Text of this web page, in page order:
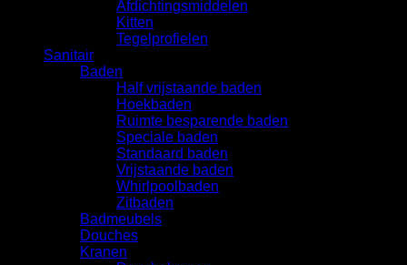
Afdichtingsmiddelen
Kitten
Tegelprofielen
Sanitair
Baden
Half vrijstaande baden
Hoekbaden
Ruimte besparende baden
Speciale baden
Standaard baden
Vrijstaande baden
Whirlpoolbaden
Zitbaden
Badmeubels
Douches
Kranen